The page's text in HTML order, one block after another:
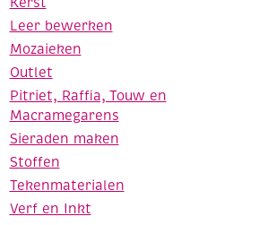
Leer bewerken
Mozaieken
Outlet
Pitriet, Raffia, Touw en
Macramegarens
Sieraden maken
Stoffen
Tekenmaterialen
Verf en Inkt